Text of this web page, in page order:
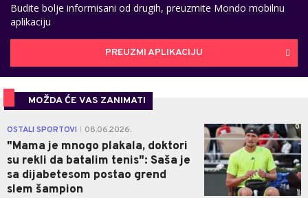
Budite bolje informisani od drugih, preuzmite Mondo mobilnu
aplikaciju
PREUZMI APLIKACIJU
MOŽDA ĆE VAS ZANIMATI
OSTALI SPORTOVI 08.06.2026.
"Mama je mnogo plakala, doktori
su rekli da batalim tenis": Saša je
sa dijabetesom postao grend
slem šampion
0